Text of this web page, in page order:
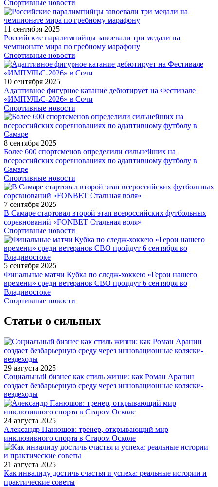
Спортивные новости
11 сентября 2025
Российские паралимпийцы завоевали три медали на
чемпионате мира по гребному марафону
Спортивные новости
10 сентября 2025
Адаптивное фигурное катание дебютирует на Фестивале
«ИМПУЛЬС-2026» в Сочи
Спортивные новости
8 сентября 2025
Более 600 спортсменов определили сильнейших на
всероссийских соревнованиях по адаптивному футболу в
Самаре
Спортивные новости
7 сентября 2025
В Самаре стартовал второй этап всероссийских футбольных
соревнований «FONBET Стальная воля»
Спортивные новости
5 сентября 2025
Финальные матчи Кубка по следж-хоккею «Герои нашего
времени» среди ветеранов СВО пройдут 6 сентября во
Владивостоке
Спортивные новости
Статьи о сильных
29 августа 2025
Социальный бизнес как стиль жизни: как Роман Аранин
создает безбарьерную среду через инновационные коляски-
вездеходы
24 августа 2025
Александр Панюшов: тренер, открывающий мир
инклюзивного спорта в Старом Осколе
21 августа 2025
Как инвалиду достичь счастья и успеха: реальные истории и
практические советы